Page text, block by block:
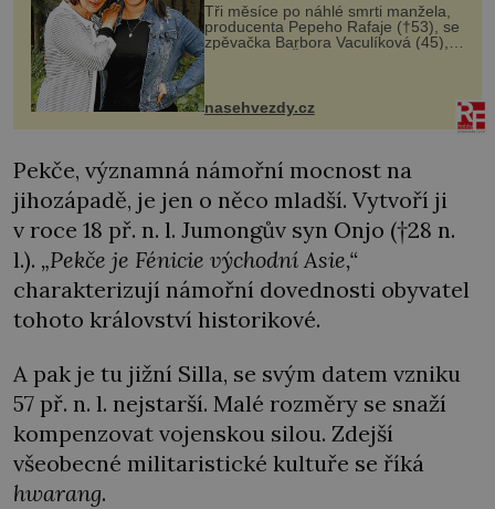
Tři měsíce po náhlé smrti manžela,
producenta Pepeho Rafaje (†53), se
zpěvačka Barbora Vaculíková (45),
dcera Petry Černocké (75), poprvé
ozvala veřejnosti. Na sociální síti
sdílela, že se snaží fung...
nasehvezdy.cz
Pekče, významná námořní mocnost na
jihozápadě, je jen o něco mladší. Vytvoří ji
v roce 18 př. n. l. Jumongův syn Onjo (†28 n.
l.). „Pekče je Fénicie východní Asie,“
charakterizují námořní dovednosti obyvatel
tohoto království historikové.
A pak je tu jižní Silla, se svým datem vzniku
57 př. n. l. nejstarší. Malé rozměry se snaží
kompenzovat vojenskou silou. Zdejší
všeobecné militaristické kultuře se říká
hwarang.